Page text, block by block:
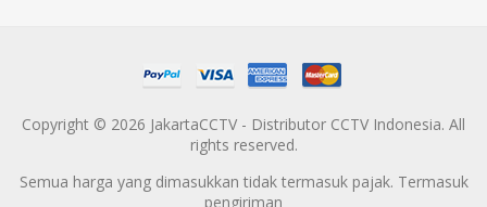
Copyright © 2026 JakartaCCTV - Distributor CCTV Indonesia. All
rights reserved.
Semua harga yang dimasukkan tidak termasuk pajak. Termasuk
pengiriman